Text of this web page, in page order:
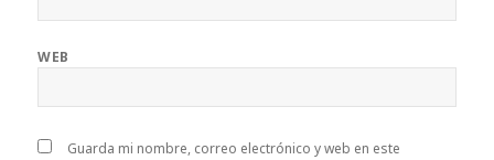
WEB
Guarda mi nombre, correo electrónico y web en este